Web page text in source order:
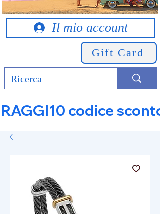
Il mio account
Gift Card
RAGGI10 codice